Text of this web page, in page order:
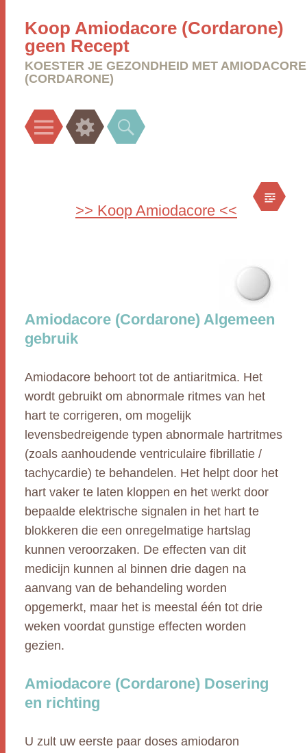
Koop Amiodacore (Cordarone)
geen Recept
KOESTER JE GEZONDHEID MET AMIODACORE
(CORDARONE)
Menu Widgets Search
>> Koop Amiodacore <<
Amiodacore (Cordarone) Algemeen
gebruik
Amiodacore behoort tot de antiaritmica. Het
wordt gebruikt om abnormale ritmes van het
hart te corrigeren, om mogelijk
levensbedreigende typen abnormale hartritmes
(zoals aanhoudende ventriculaire fibrillatie /
tachycardie) te behandelen. Het helpt door het
hart vaker te laten kloppen en het werkt door
bepaalde elektrische signalen in het hart te
blokkeren die een onregelmatige hartslag
kunnen veroorzaken. De effecten van dit
medicijn kunnen al binnen drie dagen na
aanvang van de behandeling worden
opgemerkt, maar het is meestal één tot drie
weken voordat gunstige effecten worden
gezien.
Amiodacore (Cordarone) Dosering
en richting
U zult uw eerste paar doses amiodaron